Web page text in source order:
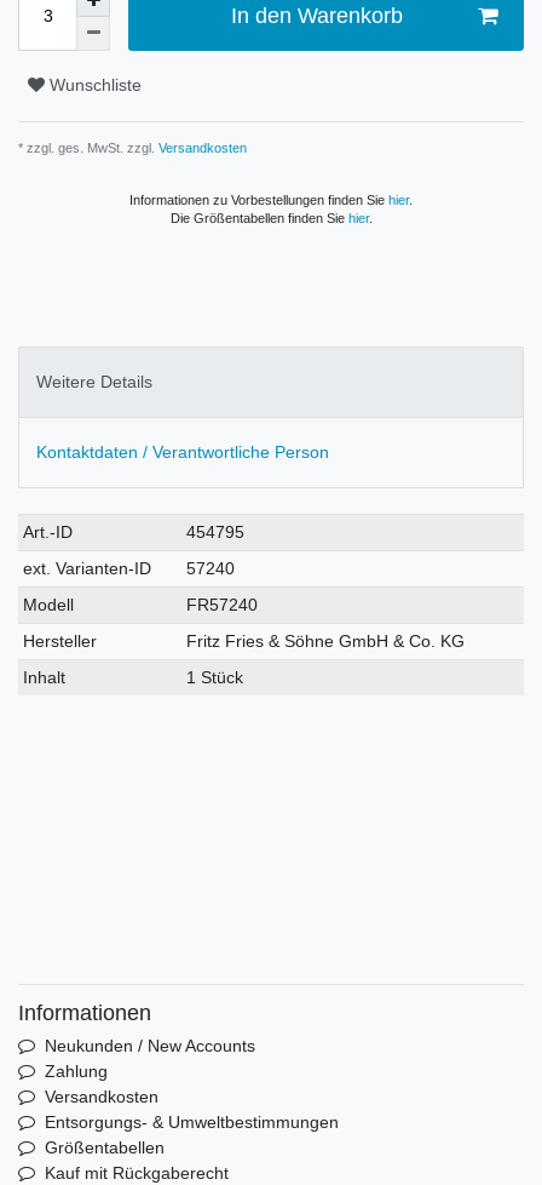
In den Warenkorb
Wunschliste
* zzgl. ges. MwSt. zzgl. Versandkosten
Informationen zu Vorbestellungen finden Sie hier.
Die Größentabellen finden Sie hier.
Weitere Details
Kontaktdaten / Verantwortliche Person
Technisches
Merkmal
Wert
Art.-ID
454795
ext. Varianten-ID
57240
Modell
FR57240
Hersteller
Fritz Fries & Söhne GmbH & Co. KG
Inhalt
1 Stück
Informationen
Neukunden / New Accounts
Zahlung
Versandkosten
Entsorgungs- & Umweltbestimmungen
Größentabellen
Kauf mit Rückgaberecht